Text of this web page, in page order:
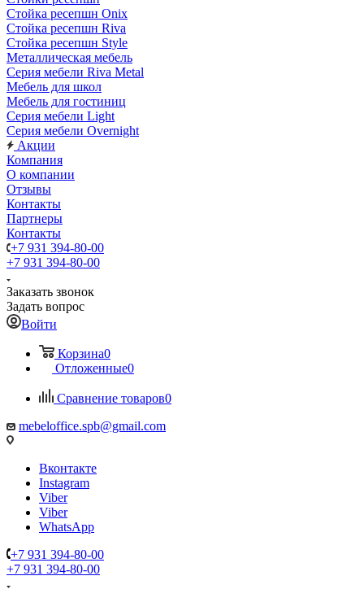
Стойка ресепшн Onix
Стойка ресепшн Riva
Стойка ресепшн Style
Металлическая мебель
Серия мебели Riva Metal
Мебель для школ
Мебель для гостиниц
Серия мебели Light
Серия мебели Overnight
Акции
Компания
О компании
Отзывы
Контакты
Партнеры
Контакты
+7 931 394-80-00
+7 931 394-80-00
Заказать звонок
Задать вопрос
Войти
Корзина0
Отложенные0
Сравнение товаров0
mebeloffice.spb@gmail.com
Вконтакте
Instagram
Viber
Viber
WhatsApp
+7 931 394-80-00
+7 931 394-80-00